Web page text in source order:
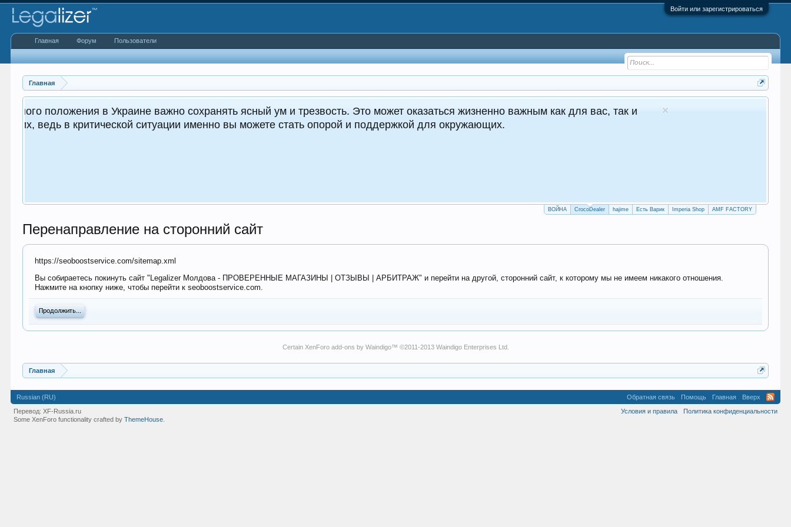
Войти или зарегистрироваться
Главная
как для вас, так и
CrocoDealer - №1 в Молдове Сайт авто продаж
Круглосуточные продажи 24/7
ВОЙНА CrocoDealer hajime Есть Варик Imperia Shop AMF FACTORY
Перенаправление на сторонний сайт
https://seoboostservice.com/sitemap.xml
Вы собираетесь покинуть сайт "Legalizer Молдова - ПРОВЕРЕННЫЕ МАГАЗИНЫ | ОТЗЫВЫ | АРБИТРАЖ" и перейти на другой, сторонний сайт, к которому мы не имеем никакого отношения.
Нажмите на кнопку ниже, чтобы перейти к seoboostservice.com.
Продолжить...
Certain XenForo add-ons by Waindigo™ ©2011-2013 Waindigo Enterprises Ltd.
Главная
Главная Форум Пользователи
Russian (RU) Обратная связь Помощь Главная
Вверх
Условия и правила
Политика конфиденциальности
Перевод:XF-Russia.ru
Some XenForo functionality crafted byThemeHouse